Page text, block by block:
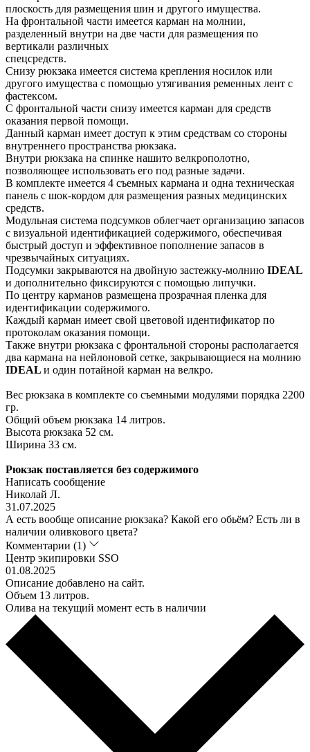
плоскость для размещения шин и другого имущества.
На фронтальной части имеется карман на молнии,
разделенный внутри на две части для размещения по
вертикали различных
спецсредств.
Снизу рюкзака имеется система крепления носилок или
другого имущества с помощью утягивания ременных лент с
фастексом.
С фронтальной части снизу имеется карман для средств
оказания первой помощи.
Данный карман имеет доступ к этим средствам со стороны
внутреннего пространства рюкзака.
Внутри рюкзака на спинке нашито велкрополотно,
позволяющее использовать его под разные задачи.
В комплекте имеется 4 съемных кармана и одна техническая
панель с шок-кордом для размещения разных медицинских
средств.
Модульная система подсумков облегчает организацию запасов
с визуальной идентификацией содержимого, обеспечивая
быстрый доступ и эффективное пополнение запасов в
чрезвычайных ситуациях.
Подсумки закрываются на двойную застежку-молнию IDEAL
и дополнительно фиксируются с помощью липучки.
По центру карманов размещена прозрачная пленка для
идентификации содержимого.
Каждый карман имеет свой цветовой идентификатор по
протоколам оказания помощи.
Также внутри рюкзака с фронтальной стороны располагается
два кармана на нейлоновой сетке, закрывающиеся на молнию
IDEAL и один потайной карман на велкро.
Вес рюкзака в комплекте со съемными модулями порядка 2200
гр.
Общий объем рюкзака 14 литров.
Высота рюкзака 52 см.
Ширина 33 см.
Рюкзак поставляется без содержимого
Написать сообщение
Николай Л.
31.07.2025
А есть вообще описание рюкзака? Какой его обьём? Есть ли в
наличии оливкового цвета?
Комментарии (1)
Центр экипировки SSO
01.08.2025
Описание добавлено на сайт.
Объем 13 литров.
Олива на текущий момент есть в наличии